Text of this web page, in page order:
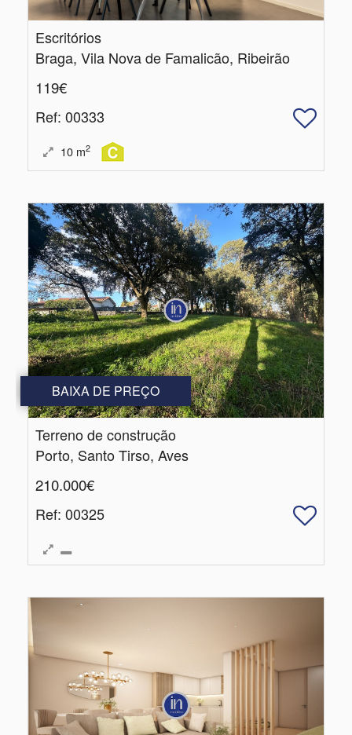
Escritórios
Braga, Vila Nova de Famalicão, Ribeirão
119€
Ref: 00333
10 m2
BAIXA DE PREÇO
Terreno de construção
Porto, Santo Tirso, Aves
210.000€
Ref: 00325